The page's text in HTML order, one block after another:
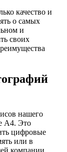
качество и
о самых
и
своих
нашего
А4. Это
цифровые
или в
компании